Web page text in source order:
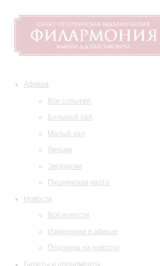
Афиша
Все события
Большой зал
Малый зал
Лекции
Экскурсии
Пушкинская карта
Новости
Все новости
Изменения в афише
Подписка на новости
Билеты и абонементы